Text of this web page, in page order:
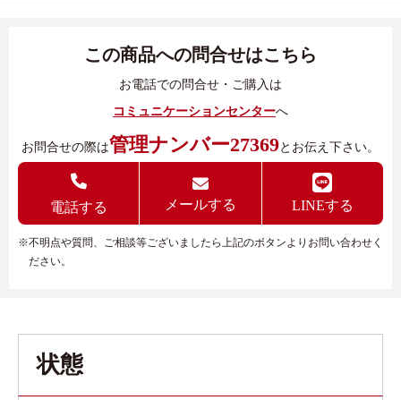
この商品への問合せはこちら
お電話での問合せ・ご購入は
コミュニケーションセンターへ
お問合せの際は管理ナンバー27369とお伝え下さい。
電話する メールする LINEする
※不明点や質問、ご相談等ございましたら上記のボタンよりお問い合わせく
ださい。
状態